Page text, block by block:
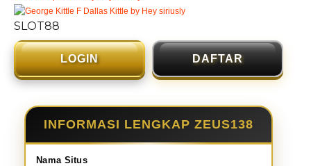
SLOT88
LOGIN DAFTAR
INFORMASI LENGKAP ZEUS138
Nama Situs